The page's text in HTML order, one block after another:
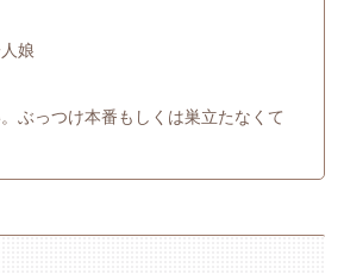
娘
ぶっつけ本番もしくは巣立たなくて